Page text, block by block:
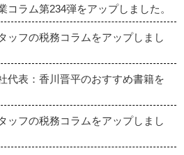
ラム第234弾をアップしました。
フの税務コラムをアップしまし
代表：香川晋平のおすすめ書籍を
フの税務コラムをアップしまし